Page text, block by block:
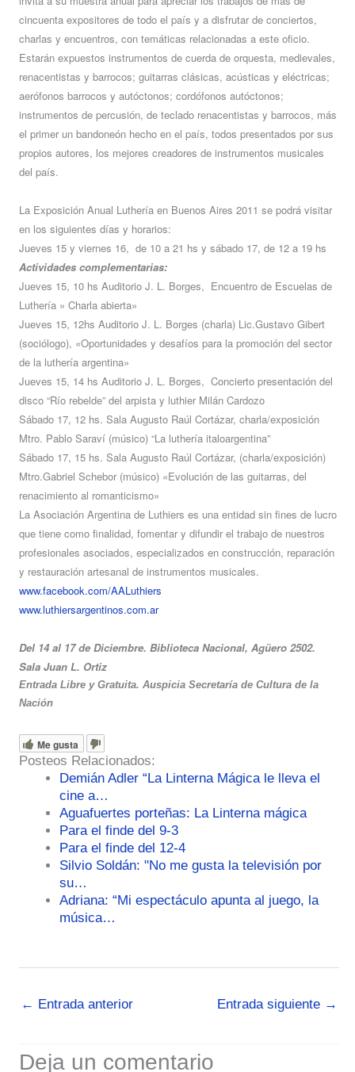
cincuenta expositores de todo el país y a disfrutar de conciertos,
charlas y encuentros, con temáticas relacionadas a este oficio.
Estarán expuestos instrumentos de cuerda de orquesta, medievales,
renacentistas y barrocos; guitarras clásicas, acústicas y eléctricas;
aerófonos barrocos y autóctonos; cordófonos autóctonos;
instrumentos de percusión, de teclado renacentistas y barrocos, más
el primer un bandoneón hecho en el país, todos presentados por sus
propios autores, los mejores creadores de instrumentos musicales
del país.
La Exposición Anual Luthería en Buenos Aires 2011 se podrá visitar
en los siguientes días y horarios:
Jueves 15 y viernes 16, de 10 a 21 hs y sábado 17, de 12 a 19 hs
Actividades complementarias:
Jueves 15, 10 hs Auditorio J. L. Borges, Encuentro de Escuelas de
Luthería » Charla abierta»
Jueves 15, 12hs Auditorio J. L. Borges (charla) Lic.Gustavo Gibert
(sociólogo), «Oportunidades y desafíos para la promoción del sector
de la luthería argentina»
Jueves 15, 14 hs Auditorio J. L. Borges, Concierto presentación del
disco “Río rebelde” del arpista y luthier Milán Cardozo
Sábado 17, 12 hs. Sala Augusto Raúl Cortázar, charla/exposición
Mtro. Pablo Saraví (músico) “La luthería italoargentina”
Sábado 17, 15 hs. Sala Augusto Raúl Cortázar, (charla/exposición)
Mtro.Gabriel Schebor (músico) «Evolución de las guitarras, del
renacimiento al romanticismo»
La Asociación Argentina de Luthiers es una entidad sin fines de lucro
que tiene como finalidad, fomentar y difundir el trabajo de nuestros
profesionales asociados, especializados en construcción, reparación
y restauración artesanal de instrumentos musicales.
www.facebook.com/AALuthiers
www.luthiersargentinos.com.ar
Del 14 al 17 de Diciembre. Biblioteca Nacional, Agüero 2502.
Sala Juan L. Ortiz
Entrada Libre y Gratuita. Auspicia Secretaría de Cultura de la
Nación
Me gusta
Posteos Relacionados:
Demián Adler “La Linterna Mágica le lleva el
cine a…
Aguafuertes porteñas: La Linterna mágica
Para el finde del 9-3
Para el finde del 12-4
Silvio Soldán: "No me gusta la televisión por
su…
Adriana: “Mi espectáculo apunta al juego, la
música…
← Entrada anterior Entrada siguiente →
Deja un comentario